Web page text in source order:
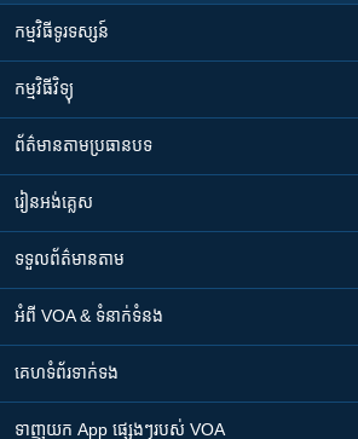
កម្មវិធី​ទូរទស្សន៍
កម្មវិធី​វិទ្យុ
ព័ត៌មាន​តាមប្រធានបទ​
រៀន​​អង់គ្លេស
ទទួល​ព័ត៌មាន​តាម
អំពី​ VOA & ទំនាក់ទំនង
គេហទំព័រ​​ទាក់ទង
ទាញយក​ App ផ្សេងៗ​របស់​ VOA